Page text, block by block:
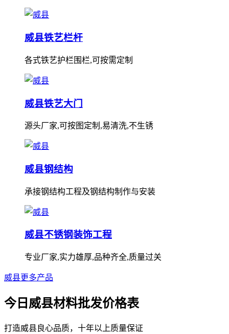
威县铁艺栏杆
各式铁艺护栏围栏,可按需定制
威县铁艺大门
源头厂家,可按图定制,易清洗,不生锈
威县钢结构
承接钢结构工程及钢结构制作与安装
威县不锈钢装饰工程
专业厂家,实力雄厚,品种齐全,质量过关
威县更多产品
今日威县材料批发价格表
打造威县良心品质，十年以上质量保证